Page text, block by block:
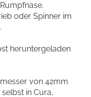
oder Spinner im
heruntergeladen
von 42mm
in Cura,